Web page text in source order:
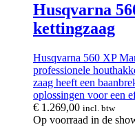
Husqvarna
kettingzaag
Husqvarna 560 XP
professionele
zaag heeft een
oplossingen voor een
€ 1.269,00 incl. btw
Op voorraad in de